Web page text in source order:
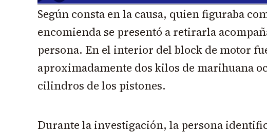
Según consta en la causa, quien figuraba
encomienda se presentó a retirarla
persona. En el interior del block de motor
aproximadamente dos kilos de marihuana
cilindros de los pistones.
Durante la investigación, la persona